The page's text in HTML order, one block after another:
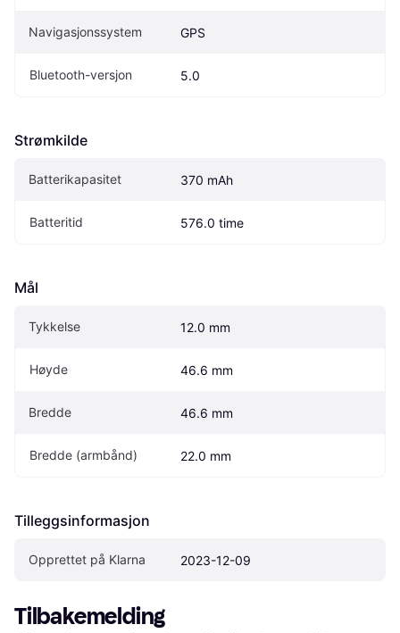
Navigasjonssystem GPS
Bluetooth-versjon 5.0
Strømkilde
Batterikapasitet 370 mAh
Batteritid 576.0 time
Mål
Tykkelse 12.0 mm
Høyde 46.6 mm
Bredde 46.6 mm
Bredde (armbånd) 22.0 mm
Tilleggsinformasjon
Opprettet på Klarna 2023-12-09
Tilbakemelding